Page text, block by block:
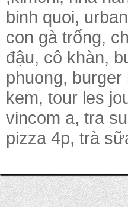
binh quoi,
con gà trống,
đậu, cô khàn,
phuong,
kem, tour les
vincom a, tra
pizza 4p, trà